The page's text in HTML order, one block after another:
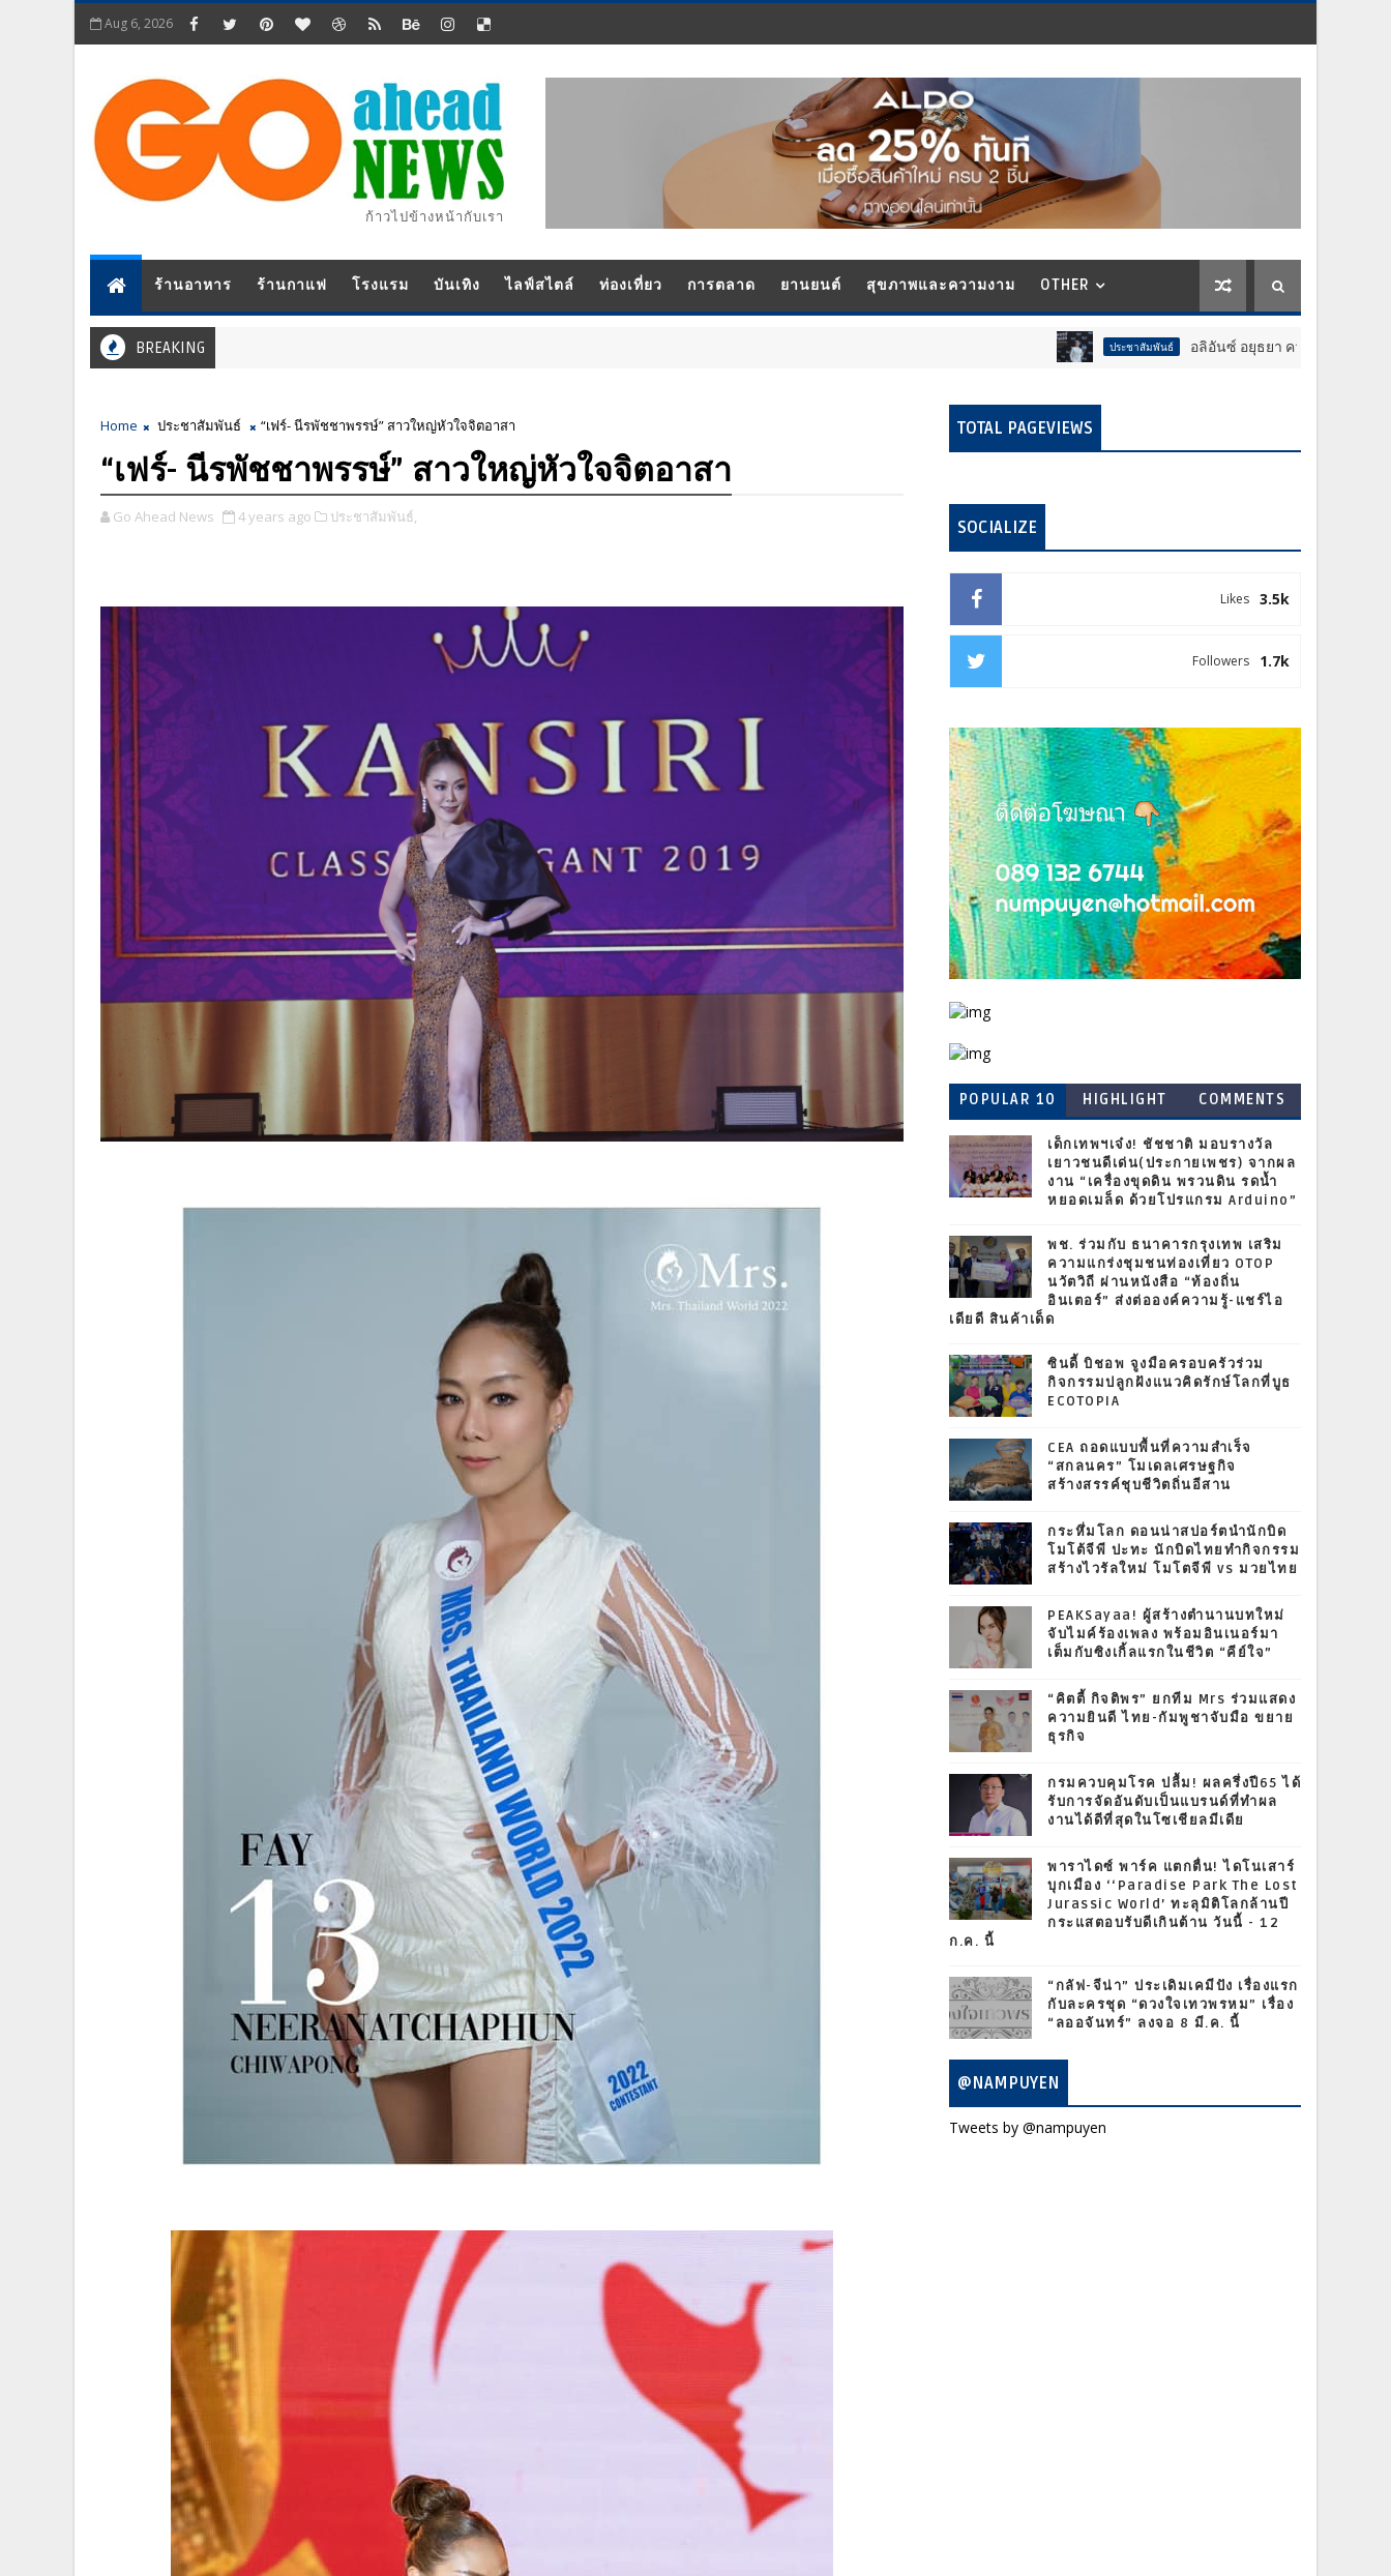
Aug 6, 2026
ก้าวไปข้างหน้ากับเรา
ร้านอาหาร ร้านกาแฟ โรงแรม บันเทิง ไลฟ์สไตล์ ท่องเที่ยว การตลาด ยานยนต์ สุขภาพและความงาม OTHER
BREAKING ประชาสัมพันธ์ อลิอันซ์ อยุธยา คว้ารางวัล Trusted Life
Home ประชาสัมพันธ์ “เฟร์- นีรพัชชาพรรษ์” สาวใหญ่หัวใจจิตอาสา
“เฟร์- นีรพัชชาพรรษ์” สาวใหญ่หัวใจจิตอาสา
Go Ahead News 4 years ago ประชาสัมพันธ์,
TOTAL PAGEVIEWS
SOCIALIZE
3.5k
Likes
1.7k
Followers
POPULAR 10 HIGHLIGHT COMMENTS
เด็กเทพฯเจ๋ง! ชัชชาติ มอบรางวัล
เยาวชนดีเด่น(ประกายเพชร) จากผล
งาน “เครื่องขุดดิน พรวนดิน รดน้ำ
หยอดเมล็ด ด้วยโปรแกรม Arduino”
พช. ร่วมกับ ธนาคารกรุงเทพ เสริม
ความแกร่งชุมชนท่องเที่ยว OTOP
นวัตวิถี ผ่านหนังสือ “ท้องถิ่น
อินเตอร์” ส่งต่อองค์ความรู้-แชร์ไอ
เดียดี สินค้าเด็ด
ซินดี้ บิชอพ จูงมือครอบครัวร่วม
กิจกรรมปลูกฝังแนวคิดรักษ์โลกที่บูธ
ECOTOPIA
CEA ถอดแบบพื้นที่ความสำเร็จ
“สกลนคร” โมเดลเศรษฐกิจ
สร้างสรรค์ชุบชีวิตถิ่นอีสาน
กระหึ่มโลก ดอนน่าสปอร์ตนำนักบิด
โมโต้จีพี ปะทะ นักบิดไทยทำกิจกรรม
สร้างไวรัลใหม่ โมโตจีพี vs มวยไทย
PEAKSayaa! ผู้สร้างตำนานบทใหม่
จับไมค์ร้องเพลง พร้อมอินเนอร์มา
เต็มกับซิงเกิ้ลแรกในชีวิต “คีย์ใจ”
“คิตตี้ กิจติพร” ยกทีม Mrs ร่วมแสดง
ความยินดี ไทย-กัมพูชาจับมือ ขยาย
ธุรกิจ
กรมควบคุมโรค ปลื้ม! ผลครึ่งปี65 ได้
รับการจัดอันดับเป็นแบรนด์ที่ทำผล
งานได้ดีที่สุดในโซเชียลมีเดีย
พาราไดซ์ พาร์ค แตกตื่น! ไดโนเสาร์
บุกเมือง ‘‘Paradise Park The Lost
Jurassic World’ ทะลุมิติโลกล้านปี
กระแสตอบรับดีเกินต้าน วันนี้ - 12
ก.ค. นี้
“กลัฟ-จีน่า” ประเดิมเคมีปัง เรื่องแรก
กับละครชุด “ดวงใจเทวพรหม” เรื่อง
“ลออจันทร์” ลงจอ 8 มี.ค. นี้
@NAMPUYEN
Tweets by @nampuyen